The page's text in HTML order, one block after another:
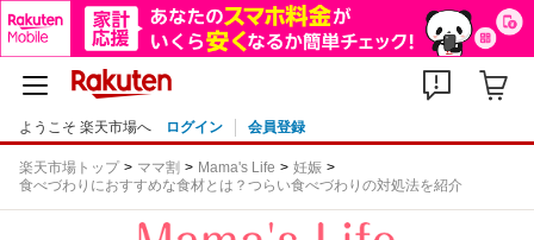
ようこそ 楽天市場へ ログイン 会員登録
楽天市場トップ ママ割 Mama's Life
妊娠
食べづわりにおすすめな食材とは？つらい食べづわりの対処法を紹介